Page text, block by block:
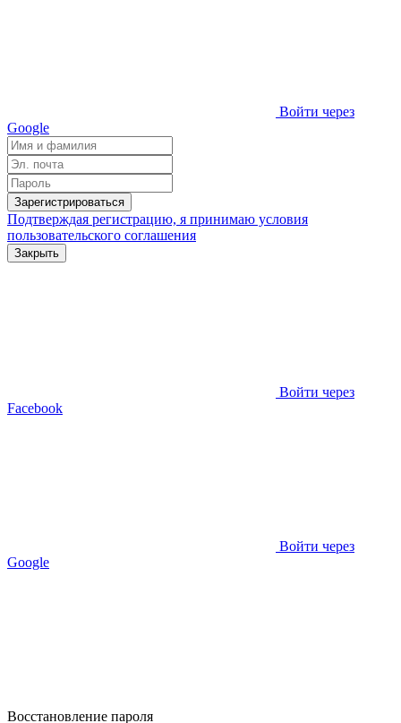
Войти через
Google
Зарегистрироваться
Подтверждая регистрацию, я принимаю условия
пользовательского соглашения
Закрыть
Войти через
Facebook
Войти через
Google
Восстановление пароля